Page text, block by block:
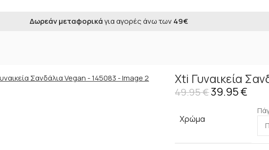
Δωρεάν μεταφορικάγια αγορές άνω των49€
Xti Γυναικεία
49.95€39.95€
Χρώμα